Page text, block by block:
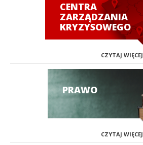
CENTRA
ZARZĄDZANIA
KRYZYSOWEGO
CZYTAJ WIĘCEJ
PRAWO
CZYTAJ WIĘCEJ